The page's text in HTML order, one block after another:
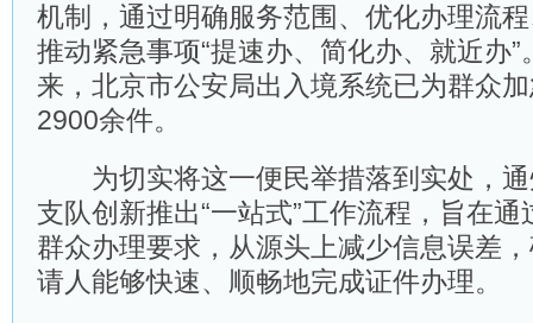
机制，通过明确服务范围、优化办理流
推动紧急事项“提速办、简化办、就近办
来，北京市公安局出入境系统已为群众
2900余件。
为切实将这一便民举措落到实处，通
支队创新推出“一站式”工作流程，旨在
群众办理要求，从源头上减少信息误差
请人能够快速、顺畅地完成证件办理。